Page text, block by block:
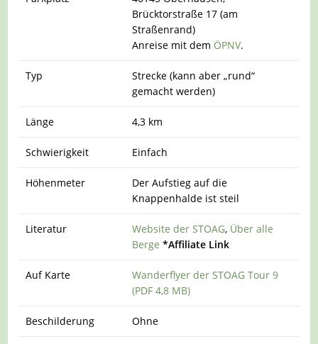
Brücktorstraße 17 (am
Straßenrand)
Anreise mit dem ÖPNV.
Typ
Strecke (kann aber „rund“
gemacht werden)
Länge 4,3 km
Schwierigkeit Einfach
Höhenmeter
Der Aufstieg auf die
Knappenhalde ist steil
Literatur Website der STOAG, Über alle
Berge *Affiliate Link
Auf Karte
Wanderflyer der STOAG Tour 9
(PDF 4,8 MB)
Beschilderung Ohne